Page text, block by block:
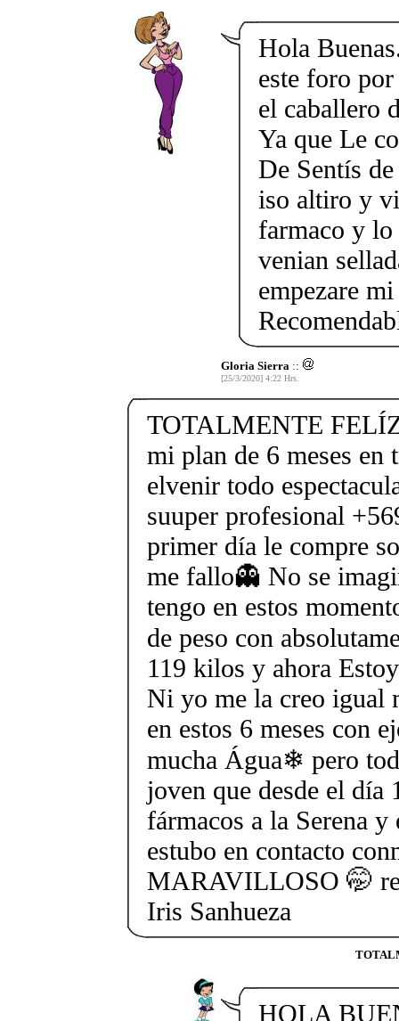
Hola
este foro
el caballero
Ya que Le
De Sentís
iso altiro y
farmaco y
venian
empezare
Gloria Sierra ::
[25/3/2020] 4:22 Hrs.
TOTALMENTE
mi plan de 6 meses en
elvenir todo
suuper profesional
primer día le compre
me fallo👻 No se
tengo en estos
de peso con
119 kilos y ahora
Ni yo me la creo igual
en estos 6 meses con
mucha Água❄ pero
joven que desde el día
fármacos a la Serena
estubo en contacto
MARAVILLOSO 🤭
Iris Sanhueza
HOLA